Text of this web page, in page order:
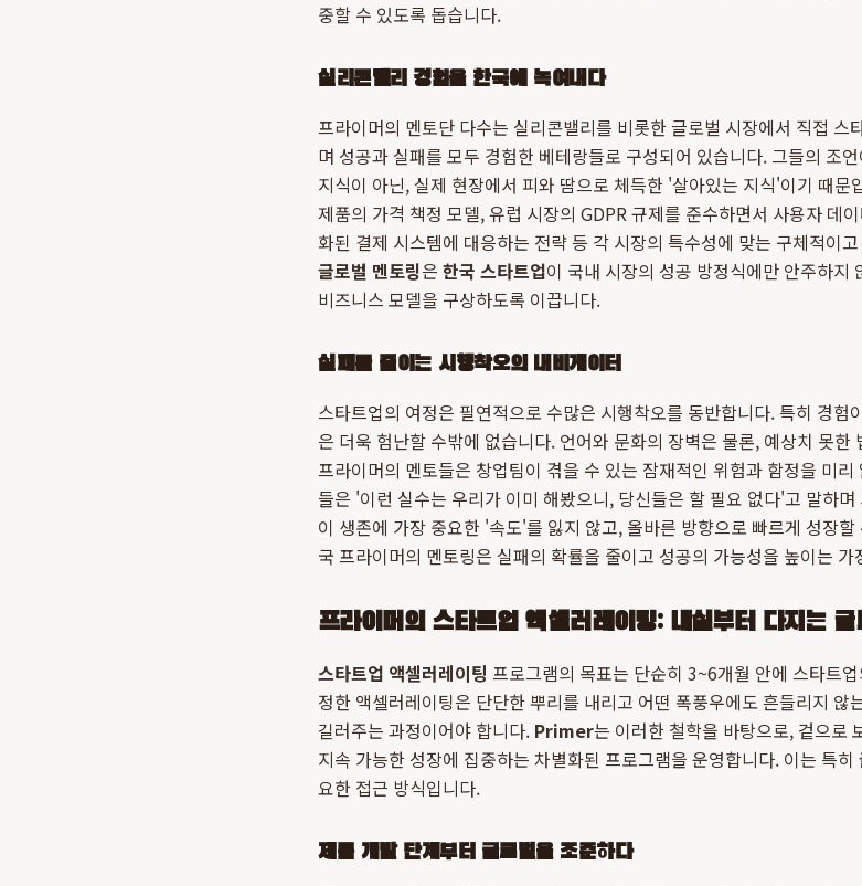
중할 수 있도록 돕습니다.
실리콘밸리 경험을 한국에 녹여내다
프라이머의 멘토단 다수는 실리콘밸리를 비롯한 글로벌 시장에서 직접 스
며 성공과 실패를 모두 경험한 베테랑들로 구성되어 있습니다. 그들의 조
지식이 아닌, 실제 현장에서 피와 땀으로 체득한 '살아있는 지식'이기 때문
제품의 가격 책정 모델, 유럽 시장의 GDPR 규제를 준수하면서 사용자 데
화된 결제 시스템에 대응하는 전략 등 각 시장의 특수성에 맞는 구체적이
글로벌 멘토링은 한국 스타트업이 국내 시장의 성공 방정식에만 안주하
비즈니스 모델을 구상하도록 이끕니다.
실패를 줄이는 시행착오의 내비게이터
스타트업의 여정은 필연적으로 수많은 시행착오를 동반합니다. 특히 경험
은 더욱 험난할 수밖에 없습니다. 언어와 문화의 장벽은 물론, 예상치 못
프라이머의 멘토들은 창업팀이 겪을 수 있는 잠재적인 위험과 함정을 미
들은 '이런 실수는 우리가 이미 해봤으니, 당신들은 할 필요 없다'고 말하
이 생존에 가장 중요한 '속도'를 잃지 않고, 올바른 방향으로 빠르게 성장
국 프라이머의 멘토링은 실패의 확률을 줄이고 성공의 가능성을 높이는
프라이머의 스타트업 액셀러레이팅: 내실부터 다지는 글
스타트업 액셀러레이팅 프로그램의 목표는 단순히 3~6개월 안에 스타트
정한 액셀러레이팅은 단단한 뿌리를 내리고 어떤 폭풍우에도 흔들리지 않
길러주는 과정이어야 합니다. Primer는 이러한 철학을 바탕으로, 겉으로
지속 가능한 성장에 집중하는 차별화된 프로그램을 운영합니다. 이는 특히
요한 접근 방식입니다.
제품 개발 단계부터 글로벌을 조준하다